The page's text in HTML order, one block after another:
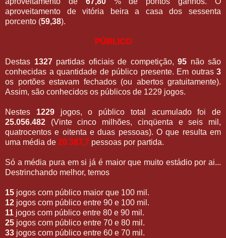
aproveitamento de vitória beira a casa dos sessenta
porcento (59,38).
PÚBLICO
Destas 1327partidas oficiais de competição, 95 não são
conhecidas a quantidade de público presente. Em outras 3
os portões estavam fechados (ou abertos gratuitamente).
Assim, são conhecidos os públicos de 1229 jogos.
Nestes 1229jogos, o público total acumulado foi de
25.056.482 (Vinte cinco milhões, cinqüenta e seis mil,
quatrocentos e oitenta e duas pessoas). O que resulta em
uma média de 20.387,7 pessoas por partida.
Só a média pura em si já é maior que muito estádio por ai...
Destrinchando melhor, temos
15 jogos com público maior que 100 mil.
12 jogos com público entre 90 e 100 mil.
11 jogos com público entre 80 e 90 mil.
25 jogos com público entre 70 e 80 mil.
33 jogos com público entre 60 e 70 mil.